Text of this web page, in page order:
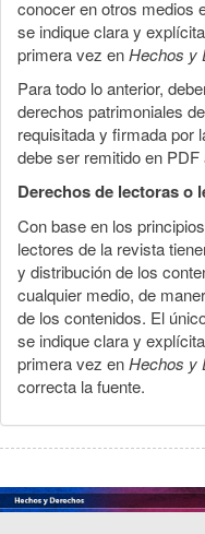
conocer en otros medios
se indique clara y
primera vez enHechos y
Para todo lo anterior,
derechos patrimoniales
requisitada y firmada por
debe ser remitido en
Derechos de lectoras o
Con base en los
lectores de la revista
y distribución de los
cualquier medio, de
de los contenidos. El
se indique clara y
primera vez enHechos y
correcta la fuente.